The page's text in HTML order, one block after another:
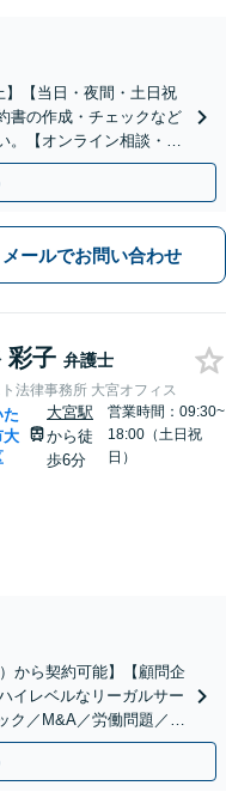
】【当日・夜間・土日祝
書の作成・チェックなど
。【オンライン相談・電
メールでお問い合わせ
彩子 弁護士
法律事務所 大宮オフィス
た
大
大宮駅
から徒
歩6分
営業時間：09:30~
18:00（土日祝
日）
から契約可能】【顧問企
イレベルなリーガルサー
ク／M&A／労働問題／知
】